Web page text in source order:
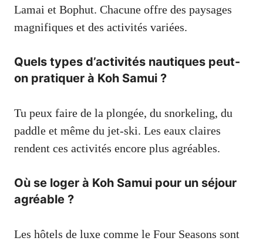
Lamai et Bophut. Chacune offre des paysages
magnifiques et des activités variées.
Quels types d’activités nautiques peut-
on pratiquer à Koh Samui ?
Tu peux faire de la plongée, du snorkeling, du
paddle et même du jet-ski. Les eaux claires
rendent ces activités encore plus agréables.
Où se loger à Koh Samui pour un séjour
agréable ?
Les hôtels de luxe comme le Four Seasons sont